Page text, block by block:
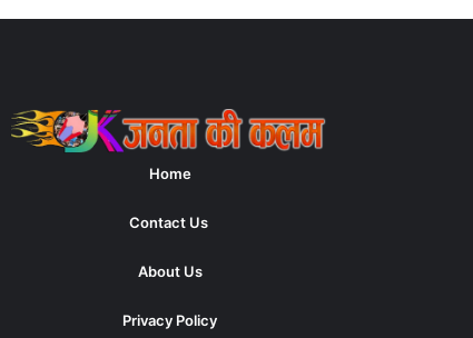
Home
Contact Us
About Us
Privacy Policy